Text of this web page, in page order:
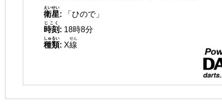
衛星
えいせい
:
「ひので」
時刻
じこく
: 18時8分
種類
しゅるい
: X線
せん